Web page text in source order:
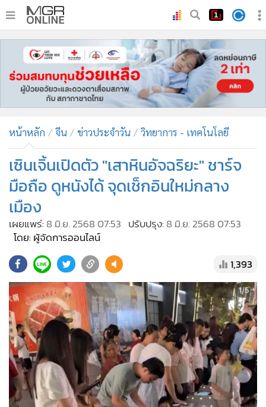
หน้าหลัก
ทันเหตุการณ์
• ภาคใต้
• บันเทิง
ผู้จัดการรายวัน
• คอลัมนิสต์
• ละคร
• CbizReview
• Cyber BIZ
• Good health & Well-being
• Green Innovation & SD
• Management & HR
• MGR Live
• Infographic
• การเมือง
ท่องเที่ยว
• กีฬา
หน้าหลัก จีน ข่าวประจำวัน วิทยาการ - เทคโนโลยี
เซินเจิ้นเปิดตัว "เสาหินอัจฉริยะ" ชาร์จ
มือถือ ดูหนังได้ จุดเช็กอินใหม่กลาง
เมือง
เผยแพร่: 8 มิ.ย. 2568 07:53 ปรับปรุง: 8 มิ.ย. 2568 07:53
โดย: ผู้จัดการออนไลน์
1,393